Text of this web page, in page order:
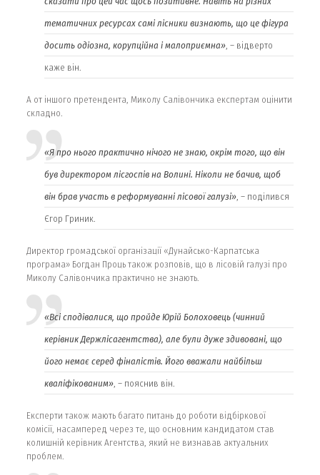
тематичних ресурсах самі лісники визнають, що це фігура
досить одіозна, корупційна і малоприємна», – відверто
каже він.
А от іншого претендента, Миколу Салівончика експертам оцінити
складно.
«Я про нього практично нічого не знаю, окрім того, що він
був директором лісгоспів на Волині. Ніколи не бачив, щоб
він брав участь в реформуванні лісової галузі», – поділився
Єгор Гриник.
Директор громадської організації «Дунайсько-Карпатська
програма» Богдан Проць також розповів, що в лісовій галузі про
Миколу Салівончика практично не знають.
«Всі сподівалися, що пройде Юрій Болоховець (чинний
керівник Держлісагентства), але були дуже здивовані, що
його немає серед фіналістів. Його вважали найбільш
кваліфікованим», – пояснив він.
Експерти також мають багато питань до роботи відбіркової
комісії, насамперед через те, що основним кандидатом став
колишній керівник Агентства, який не визнавав актуальних
проблем.